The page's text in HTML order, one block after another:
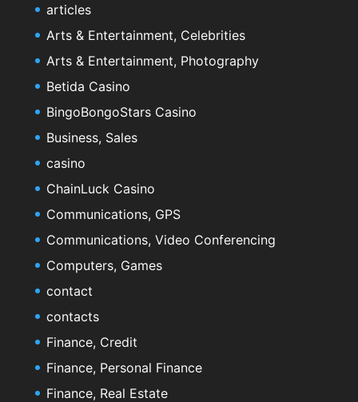
articles
Arts & Entertainment, Celebrities
Arts & Entertainment, Photography
Betida Casino
BingoBongoStars Casino
Business, Sales
casino
ChainLuck Casino
Communications, GPS
Communications, Video Conferencing
Computers, Games
contact
contacts
Finance, Credit
Finance, Personal Finance
Finance, Real Estate